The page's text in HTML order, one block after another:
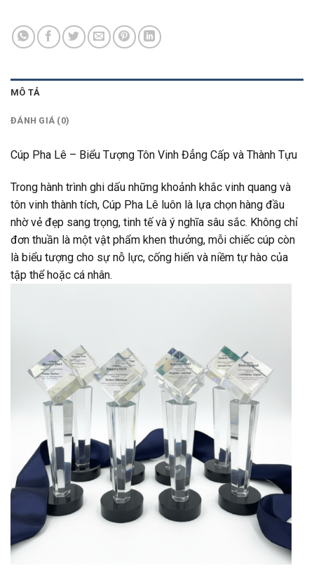
MÔ TẢ
ĐÁNH GIÁ (0)
Cúp Pha Lê – Biểu Tượng Tôn Vinh Đẳng Cấp và Thành Tựu
Trong hành trình ghi dấu những khoảnh khắc vinh quang và
tôn vinh thành tích, Cúp Pha Lê luôn là lựa chọn hàng đầu
nhờ vẻ đẹp sang trọng, tinh tế và ý nghĩa sâu sắc. Không chỉ
đơn thuần là một vật phẩm khen thưởng, mỗi chiếc cúp còn
là biểu tượng cho sự nỗ lực, cống hiến và niềm tự hào của
tập thể hoặc cá nhân.